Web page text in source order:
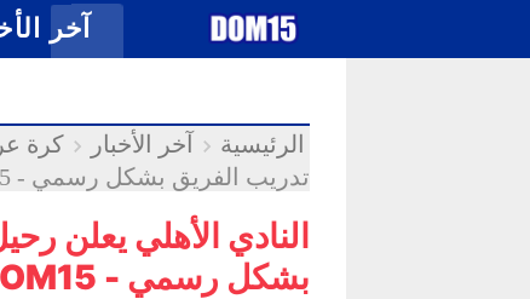
آخر
الرئيسية آخر الأخبار كرة
تدريب الفريق بشكل رسمي - DOM15
النادي الأهلي يعلن
بشكل رسمي - DOM15